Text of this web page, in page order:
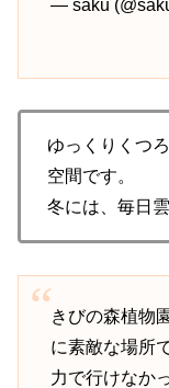
— saku
ゆっくりくつ
空間です。
冬には、毎日
きびの森植物
に素敵な場所
力で行けなか